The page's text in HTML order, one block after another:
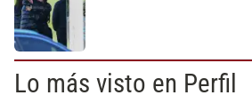
Lo más visto en Perfil